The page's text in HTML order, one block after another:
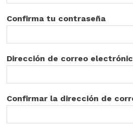
Confirma tu contraseña
Dirección de correo
Confirmar la dirección de